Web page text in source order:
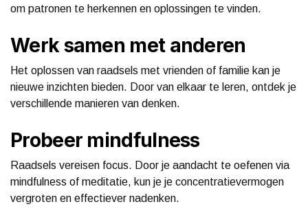
om patronen te herkennen en oplossingen te vinden.
Werk samen met anderen
Het oplossen van raadsels met vrienden of familie kan je
nieuwe inzichten bieden. Door van elkaar te leren, ontdek je
verschillende manieren van denken.
Probeer mindfulness
Raadsels vereisen focus. Door je aandacht te oefenen via
mindfulness of meditatie, kun je je concentratievermogen
vergroten en effectiever nadenken.